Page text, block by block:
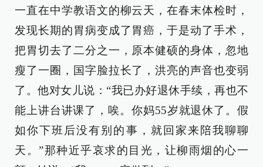
一直在中学教语文的柳云天，在春末体检时，
发现长期的胃病变成了胃癌，于是动了手术，
把胃切去了二分之一，原本健硕的身体，忽地
瘦了一圈，国字脸拉长了，洪亮的声音也变弱
了。他对女儿说：“我已办好退休手续，再也不
能上讲台讲课了，唉。你妈55岁就退休了。假
如你下班后没有别的事，就回家来陪我聊聊
天。”那种近乎哀求的目光，让柳雨烟的心一